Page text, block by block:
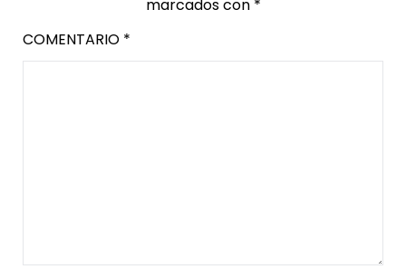
marcados con *
COMENTARIO *